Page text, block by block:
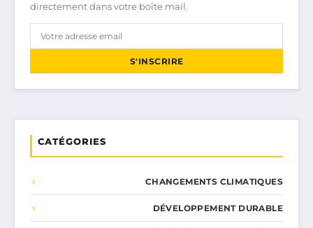
directement dans votre boîte mail.
S'INSCRIRE
CATÉGORIES
CHANGEMENTS CLIMATIQUES
DÉVELOPPEMENT DURABLE